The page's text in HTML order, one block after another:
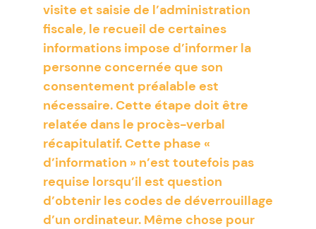
visite et saisie de l’administration
fiscale, le recueil de certaines
informations impose d’informer la
personne concernée que son
consentement préalable est
nécessaire. Cette étape doit être
relatée dans le procès-verbal
récapitulatif. Cette phase «
d’information » n’est toutefois pas
requise lorsqu’il est question
d’obtenir les codes de déverrouillage
d’un ordinateur. Même chose pour